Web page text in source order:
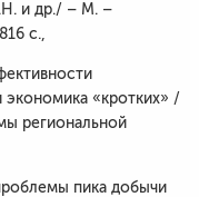
и др./ – М. –
с.,
«кротких» /
региональной
пика добычи